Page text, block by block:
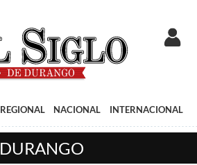
REGIONAL NACIONAL INTERNACIONAL
DURANGO